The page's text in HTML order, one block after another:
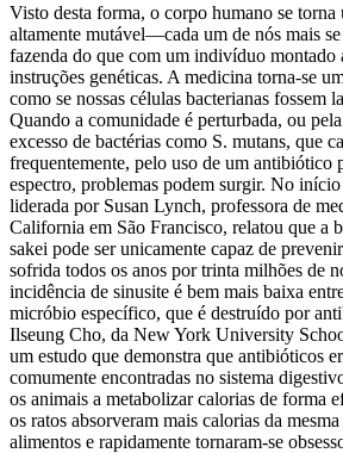
Visto desta forma, o corpo humano se torna
altamente mutável—cada um de nós mais
fazenda do que com um indivíduo montado
instruções genéticas. A medicina torna-se
como se nossas células bacterianas fossem
Quando a comunidade é perturbada, ou
excesso de bactérias como S. mutans, que
frequentemente, pelo uso de um antibiótico
espectro, problemas podem surgir. No
liderada por Susan Lynch, professora de
California em São Francisco, relatou que a
sakei pode ser unicamente capaz de
sofrida todos os anos por trinta milhões de
incidência de sinusite é bem mais baixa
micróbio específico, que é destruído por
Ilseung Cho, da New York University
um estudo que demonstra que antibióticos
comumente encontradas no sistema
os animais a metabolizar calorias de forma
os ratos absorveram mais calorias da
alimentos e rapidamente tornaram-se